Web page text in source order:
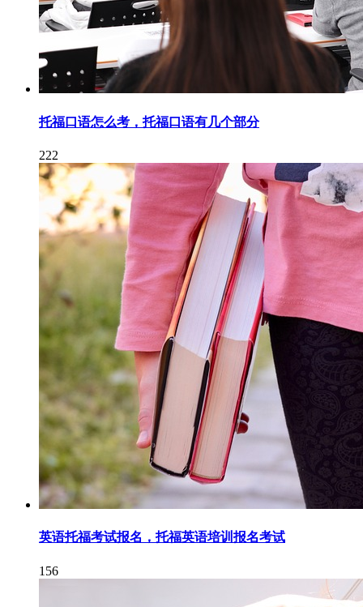
托福口语怎么考，托福口语有几个部分
222
英语托福考试报名，托福英语培训报名考试
156